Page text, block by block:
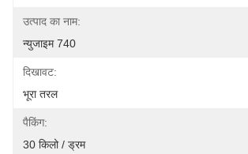
उत्पाद का नाम:
न्युजाइम 740
दिखावट:
भूरा तरल
पैकिंग:
30 किलो / ड्रम